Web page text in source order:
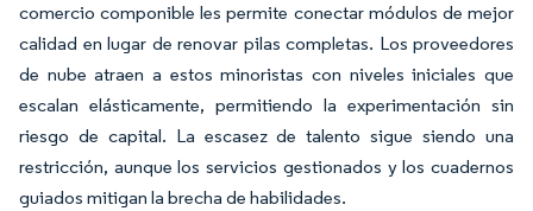
comercio componible les permite conectar módulos de mejor
calidad en lugar de renovar pilas completas. Los proveedores
de nube atraen a estos minoristas con niveles iniciales que
escalan elásticamente, permitiendo la experimentación sin
riesgo de capital. La escasez de talento sigue siendo una
restricción, aunque los servicios gestionados y los cuadernos
guiados mitigan la brecha de habilidades.